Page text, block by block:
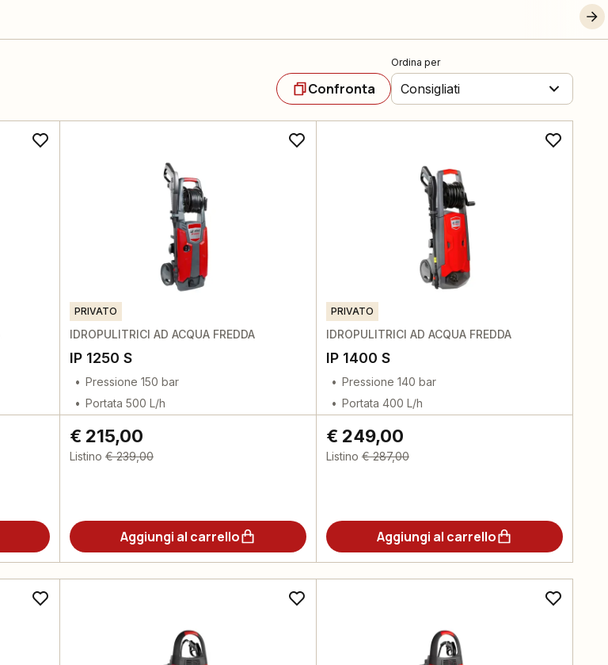
Confronta
Ordina per
Consigliati
PRIVATO
IDROPULITRICI AD ACQUA FREDDA
IP 1250 S
Pressione 150 bar
Portata 500 L/h
€ 215,00
Listino € 239,00
Aggiungi al carrello
PRIVATO
IDROPULITRICI AD ACQUA FREDDA
IP 1400 S
Pressione 140 bar
Portata 400 L/h
€ 249,00
Listino € 287,00
Aggiungi al carrello